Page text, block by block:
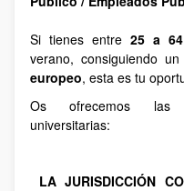
Si tienes entre 25 a
verano, consiguiendo
europeo, esta es tu
Os ofrecemos las
universitarias:
LA JURISDICCIÓN